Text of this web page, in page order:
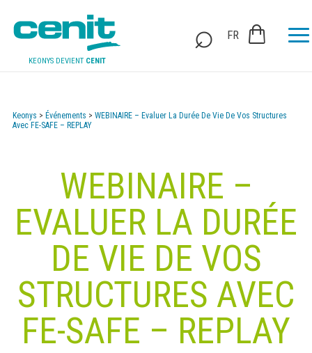
KEONYS DEVIENT CENIT
FR
Keonys > Événements > WEBINAIRE – Evaluer La Durée De Vie De Vos Structures
Avec FE-SAFE – REPLAY
WEBINAIRE –
EVALUER LA DURÉE
DE VIE DE VOS
STRUCTURES AVEC
FE-SAFE – REPLAY